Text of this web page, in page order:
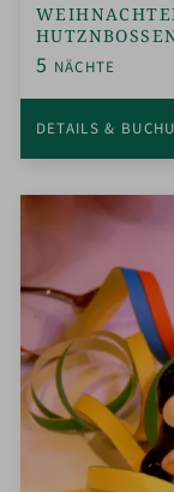
5 NÄCHTE
DETAILS &